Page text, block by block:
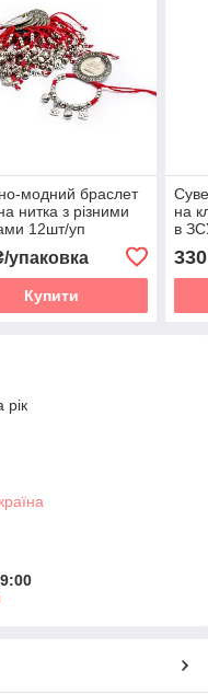
модний браслет
нитка з різними
12шт/уп
упаковка
Купити
на
в
330
рік